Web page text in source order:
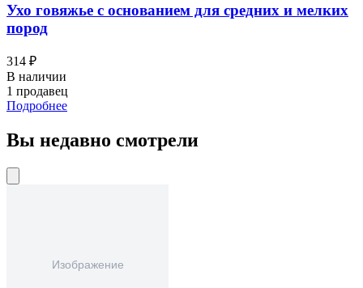
Ухо говяжье с основанием для средних и мелких
пород
314 ₽
В наличии
1 продавец
Подробнее
Вы недавно смотрели